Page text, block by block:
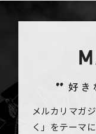
メルカリマガ
く」をテーマ